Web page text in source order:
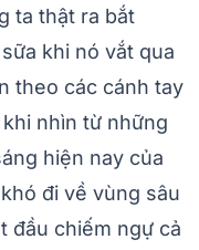
ta thật ra bắt
khi nó vắt qua
theo các cánh tay
nhìn từ những
hiện nay của
đi về vùng sâu
đầu chiếm ngự cả